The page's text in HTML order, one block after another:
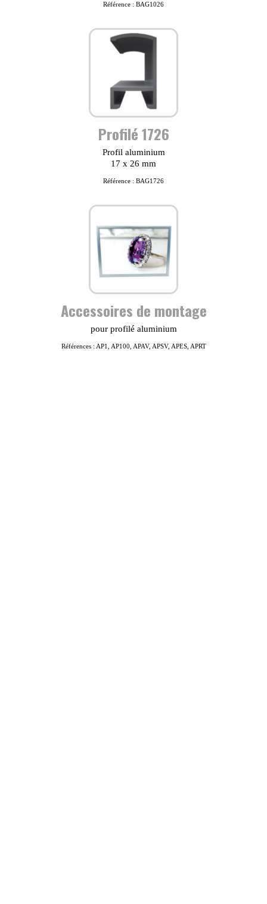
Référence : BAG1026
Profilé 1726
Profil aluminium
17 x 26 mm
Référence : BAG1726
Accessoires de montage
pour profilé aluminium
Références : AP1, AP100, APAV, APSV, APES, APRT